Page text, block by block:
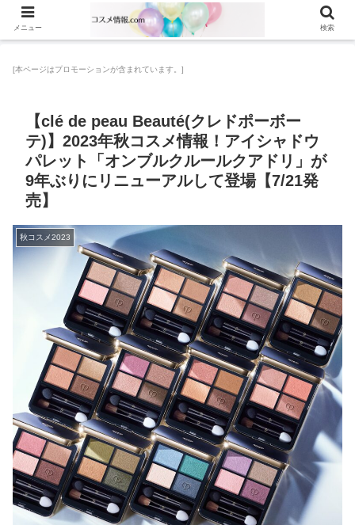
[本ページはプロモーションが含まれています。]
【clé de peau Beauté(クレドポーボー
テ)】2023年秋コスメ情報！アイシャドウ
パレット「オンブルクルールクアドリ」が
9年ぶりにリニューアルして登場【7/21発
売】
秋コスメ2023
メニュー 検索